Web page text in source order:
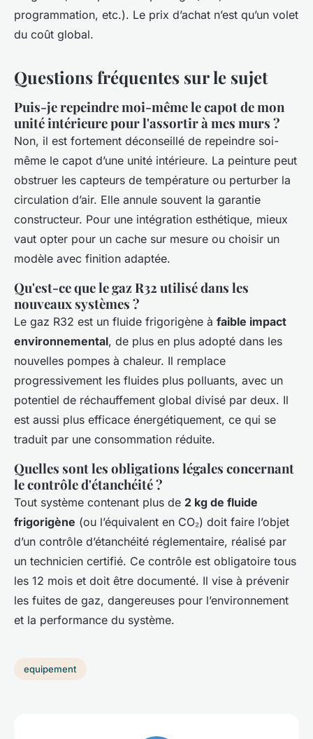
programmation, etc.). Le prix d’achat n’est qu’un volet
du coût global.
Questions fréquentes sur le sujet
Puis-je repeindre moi-même le capot de mon
unité intérieure pour l'assortir à mes murs ?
Non, il est fortement déconseillé de repeindre soi-
même le capot d’une unité intérieure. La peinture peut
obstruer les capteurs de température ou perturber la
circulation d’air. Elle annule souvent la garantie
constructeur. Pour une intégration esthétique, mieux
vaut opter pour un cache sur mesure ou choisir un
modèle avec finition adaptée.
Qu'est-ce que le gaz R32 utilisé dans les
nouveaux systèmes ?
Le gaz R32 est un fluide frigorigène à faible impact
environnemental, de plus en plus adopté dans les
nouvelles pompes à chaleur. Il remplace
progressivement les fluides plus polluants, avec un
potentiel de réchauffement global divisé par deux. Il
est aussi plus efficace énergétiquement, ce qui se
traduit par une consommation réduite.
Quelles sont les obligations légales concernant
le contrôle d'étanchéité ?
Tout système contenant plus de 2 kg de fluide
frigorigène (ou l’équivalent en CO₂) doit faire l’objet
d’un contrôle d’étanchéité réglementaire, réalisé par
un technicien certifié. Ce contrôle est obligatoire tous
les 12 mois et doit être documenté. Il vise à prévenir
les fuites de gaz, dangereuses pour l’environnement
et la performance du système.
equipement